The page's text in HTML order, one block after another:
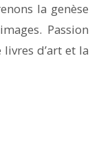
la genèse
Passion
d’art et la